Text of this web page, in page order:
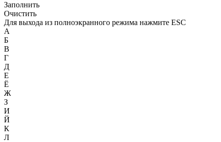
Заполнить
Очистить
Для выхода из полноэкранного режима нажмите ESC
А
Б
В
Г
Д
Е
Ё
Ж
З
И
Й
К
Л